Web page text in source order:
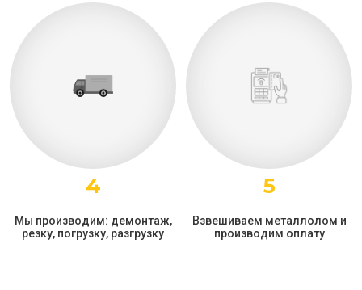
4
Мы производим: демонтаж,
резку, погрузку, разгрузку
5
Взвешиваем металлолом и
производим оплату